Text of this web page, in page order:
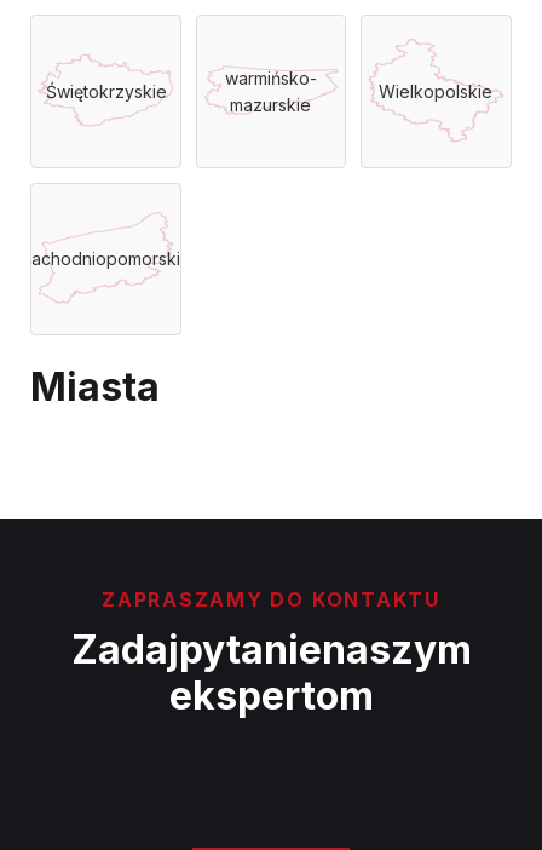
Świętokrzyskie
warmińsko-
mazurskie
Wielkopolskie
Zachodniopomorskie
Miasta
ZAPRASZAMY DO KONTAKTU
Zadajpytanienaszym
ekspertom